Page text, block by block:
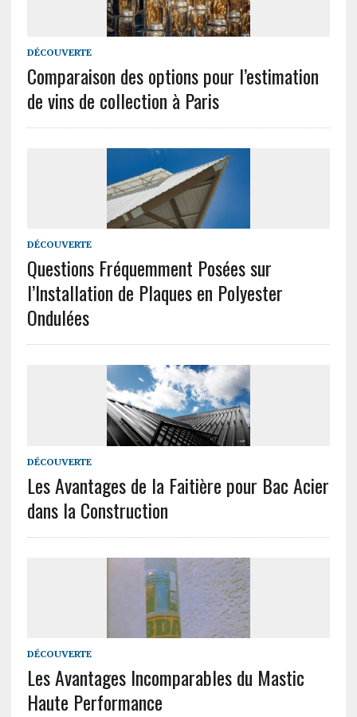
DÉCOUVERTE
Comparaison des options pour l’estimation
de vins de collection à Paris
DÉCOUVERTE
Questions Fréquemment Posées sur
l’Installation de Plaques en Polyester
Ondulées
DÉCOUVERTE
Les Avantages de la Faitière pour Bac Acier
dans la Construction
DÉCOUVERTE
Les Avantages Incomparables du Mastic
Haute Performance